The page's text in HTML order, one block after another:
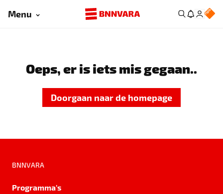
Menu
Oeps, er is iets mis gegaan..
Doorgaan naar de homepage
BNNVARA
Programma's